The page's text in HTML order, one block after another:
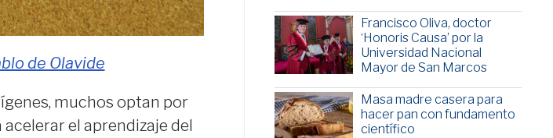
de Olavide
muchos optan por
el aprendizaje del
Francisco Oliva, doctor
‘Honoris Causa’ por la
Universidad Nacional
Mayor de San Marcos
Masa madre casera para
hacer pan con fundamento
científico